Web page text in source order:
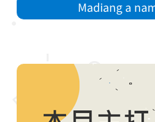
Madiang a